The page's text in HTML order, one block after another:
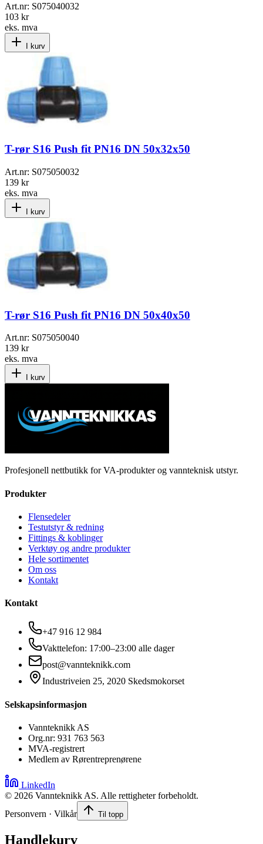
Art.nr: S075040032
103 kr
eks. mva
I kurv
T-rør S16 Push fit PN16 DN 50x32x50
Art.nr: S075050032
139 kr
eks. mva
I kurv
T-rør S16 Push fit PN16 DN 50x40x50
Art.nr: S075050040
139 kr
eks. mva
I kurv
Profesjonell nettbutikk for VA-produkter og vannteknisk utstyr.
Produkter
Flensedeler
Testutstyr & redning
Fittings & koblinger
Verktøy og andre produkter
Hele sortimentet
Om oss
Kontakt
Kontakt
+47 916 12 984
Vakttelefon: 17:00–23:00 alle dager
post@vannteknikk.com
Industriveien 25, 2020 Skedsmokorset
Selskapsinformasjon
Vannteknikk AS
Org.nr: 931 763 563
MVA-registrert
Medlem av Rørentreprenørene
LinkedIn
© 2026 Vannteknikk AS. Alle rettigheter forbeholdt.
Personvern · Vilkår
Til topp
Handlekurv